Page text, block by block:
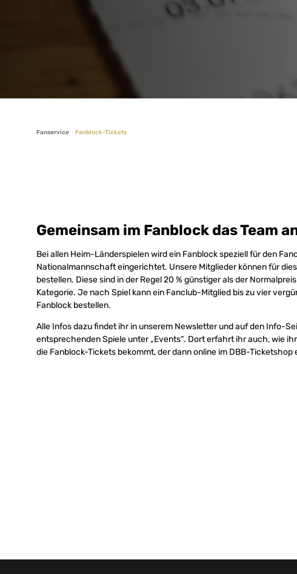
Fanservice Fanblock-Tickets
Gemeinsam im Fanblock das Team
Bei allen Heim-Länderspielen wird ein Fanblock speziell für den
Nationalmannschaft eingerichtet. Unsere Mitglieder können für
bestellen. Diese sind in der Regel 20 % günstiger als der
Kategorie. Je nach Spiel kann ein Fanclub-Mitglied bis zu vier
Fanblock bestellen.
Alle Infos dazu findet ihr in unserem Newsletter und auf den Info-
entsprechenden Spiele unter „Events“. Dort erfahrt ihr auch, wie
die Fanblock-Tickets bekommt, der dann online im DBB-Ticketshop